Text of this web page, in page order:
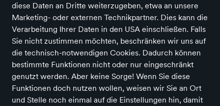
diese Daten an Dritte weiterzugeben, etwa an unsere
Marketing- oder externen Technikpartner. Dies kann die
Verarbeitung Ihrer Daten in den USA einschließen. Falls
Sie nicht zustimmen möchten, beschränken wir uns auf
die technisch-notwendigen Cookies. Dadurch können
bestimmte Funktionen nicht oder nur eingeschränkt
genutzt werden. Aber keine Sorge! Wenn Sie diese
Funktionen doch nutzen wollen, weisen wir Sie an Ort
und Stelle noch einmal auf die Einstellungen hin, damit
Farbe Größe